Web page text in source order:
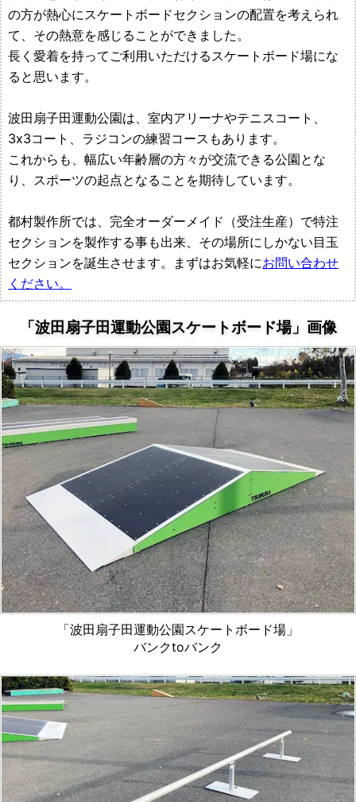
の方が熱心にスケートボードセクションの配置を考えられ
て、その熱意を感じることができました。
長く愛着を持ってご利用いただけるスケートボード場にな
ると思います。
波田扇子田運動公園は、室内アリーナやテニスコート、
3x3コート、ラジコンの練習コースもあります。
これからも、幅広い年齢層の方々が交流できる公園とな
り、スポーツの起点となることを期待しています。
都村製作所では、完全オーダーメイド（受注生産）で特注
セクションを製作する事も出来、その場所にしかない目玉
セクションを誕生させます。まずはお気軽にお問い合わせ
ください。
「波田扇子田運動公園スケートボード場」画像
「波田扇子田運動公園スケートボード場」
バンクtoバンク